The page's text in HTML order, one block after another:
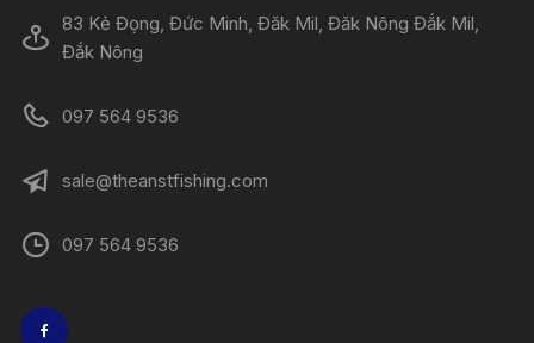
83 Kẻ Đọng, Đức Minh, Đăk Mil, Đăk Nông Đắk Mil,
Đắk Nông
097 564 9536
sale@theanstfishing.com
097 564 9536